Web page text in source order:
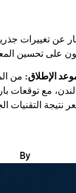
عن تغييرات
الإطلاق:
مع توقعات
By